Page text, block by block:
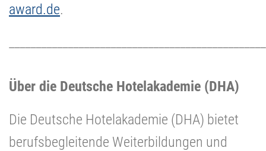
award.de.
Über die Deutsche Hotelakademie (DHA)
Die Deutsche Hotelakademie (DHA) bietet
berufsbegleitende Weiterbildungen und